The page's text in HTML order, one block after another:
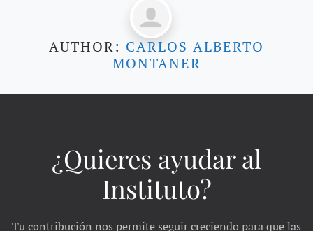
AUTHOR: CARLOS ALBERTO
MONTANER
¿Quieres ayudar al
Instituto?
Tu contribución nos permite seguir creciendo para que las